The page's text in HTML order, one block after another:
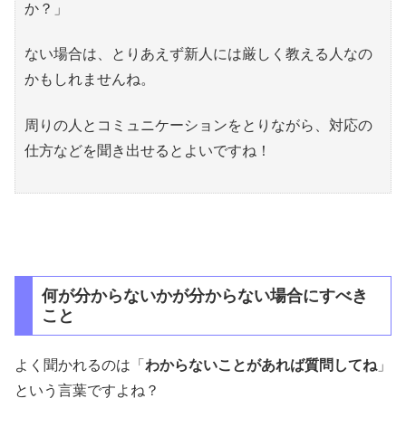
か？」
ない場合は、とりあえず新人には厳しく教える人なの
かもしれませんね。
周りの人とコミュニケーションをとりながら、対応の
仕方などを聞き出せるとよいですね！
何が分からないかが分からない場合にすべき
こと
よく聞かれるのは「 わからないことがあれば質問してね 」
という言葉ですよね？